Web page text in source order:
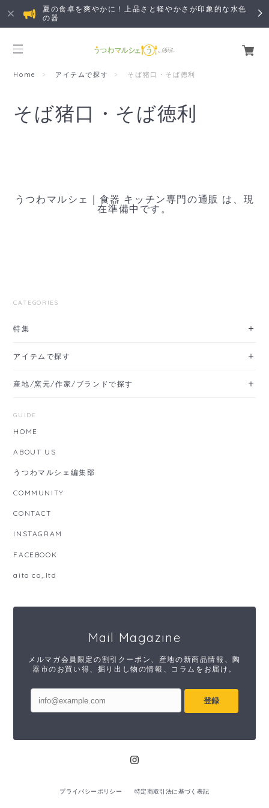
夏の食卓を爽やかに！上品さと軽やかさが印象的な水色
の器
Home アイテムで探す そば猪口・そば徳利
そば猪口・そば徳利
うつわマルシェ｜食器 キッチン専門の通販 は、現
在準備中です。
CATEGORIES
特集
アイテムで探す
産地/窯元/作家/ブランドで探す
GUIDE
HOME
ABOUT US
うつわマルシェ編集部
COMMUNITY
CONTACT
INSTAGRAM
FACEBOOK
aito co,.ltd
Mail Magazine
メルマガ会員限定の割引クーポン、産地の新商品情報、陶
器市のお買い得、掘り出し物の情報、コラムをお届け。
登録
プライバシーポリシー 特定商取引法に基づく表記